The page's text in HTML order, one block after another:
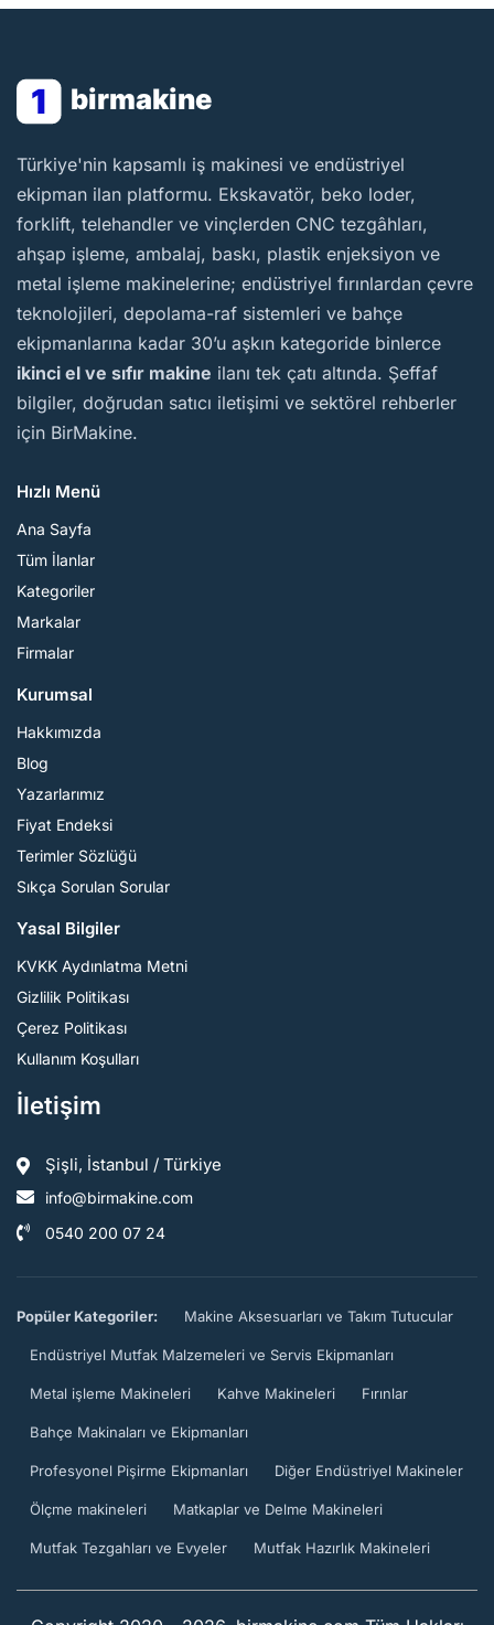
1 birmakine
BirMakine
Türkiye'nin kapsamlı iş makinesi ve endüstriyel
ekipman ilan platformu. Ekskavatör, beko loder,
forklift, telehandler ve vinçlerden CNC tezgâhları,
ahşap işleme, ambalaj, baskı, plastik enjeksiyon ve
metal işleme makinelerine; endüstriyel fırınlardan çevre
teknolojileri, depolama-raf sistemleri ve bahçe
ekipmanlarına kadar 30’u aşkın kategoride binlerce
ikinci el ve sıfır makine ilanı tek çatı altında. Şeffaf
bilgiler, doğrudan satıcı iletişimi ve sektörel rehberler
için BirMakine.
Hızlı Menü
Ana Sayfa
Tüm İlanlar
Kategoriler
Markalar
Firmalar
Kurumsal
Hakkımızda
Blog
Yazarlarımız
Fiyat Endeksi
Terimler Sözlüğü
Sıkça Sorulan Sorular
Yasal Bilgiler
KVKK Aydınlatma Metni
Gizlilik Politikası
Çerez Politikası
Kullanım Koşulları
İletişim
Şişli, İstanbul / Türkiye
info@birmakine.com
0540 200 07 24
Popüler Kategoriler: Makine Aksesuarları ve Takım Tutucular
Endüstriyel Mutfak Malzemeleri ve Servis Ekipmanları
Metal işleme Makineleri Kahve Makineleri Fırınlar
Bahçe Makinaları ve Ekipmanları
Profesyonel Pişirme Ekipmanları Diğer Endüstriyel Makineler
Ölçme makineleri Matkaplar ve Delme Makineleri
Mutfak Tezgahları ve Evyeler Mutfak Hazırlık Makineleri